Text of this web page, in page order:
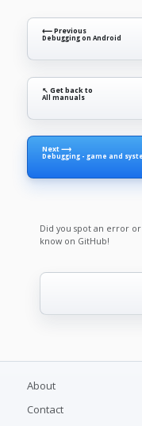
⟵ Previous
Debugging on Android
↖ Get back to
All manuals
Next ⟶
Debugging - game and
Did you spot an error or
know on GitHub!
About
Contact